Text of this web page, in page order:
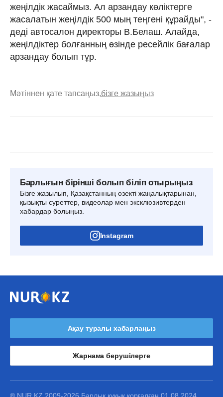
жеңілдік жасаймыз. Ал арзандау көліктерге
жасалатын жеңілдік 500 мың теңгені құрайды", -
деді автосалон директоры В.Белаш. Алайда,
жеңілдіктер болғанның өзінде ресейлік бағалар
арзандау болып тұр.
Мәтіннен қате тапсаңыз,бізге жазыңыз
Барлығын бірінші болып біліп отырыңыз
Бізге жазылып, Қазақстанның өзекті жаңалықтарынан,
қызықты суреттер, видеолар мен эксклюзивтерден
хабардар болыңыз.
Instagram
Ақау туралы хабарлаңыз
Жарнама берушілерге
® NUR.KZ 2009-2026 Барлық құқық қорғалған 01.08.2024